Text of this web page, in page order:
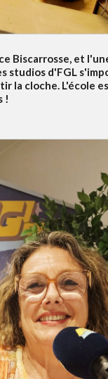
Biscarrosse, et
studios d'FGL
la cloche. L'école
!